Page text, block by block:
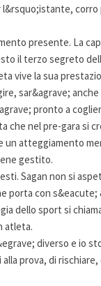
presente. La
il terzo segreto
vive la sua
sar&agrave;
pronto a
che nel pre-gara si
un atteggiamento
gestito.
Sagan non si
porta con
dello sport si
atleta.
diverso e io
prova, di